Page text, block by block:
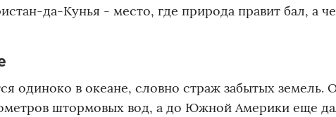
да-Кунья - место, где природа правит бал, а
одиноко в океане, словно страж забытых земель.
штормовых вод, а до Южной Америки еще